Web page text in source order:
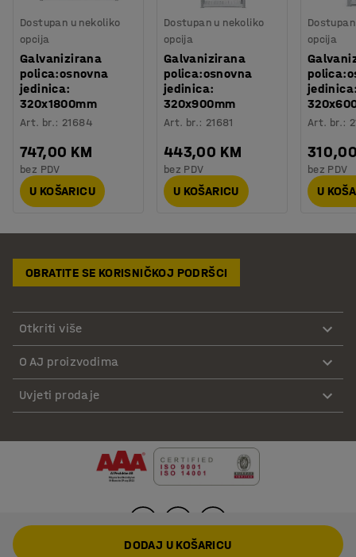
Dostupan u nekoliko
opcija
Galvanizirana
polica:osnovna
jedinica:
320x1800mm
Art. br.: 21684
747,00 KM
bez PDV
U KOŠARICU
Dostupan u nekoliko
opcija
Galvanizirana
polica:osnovna
jedinica:
320x900mm
Art. br.: 21681
443,00 KM
bez PDV
U KOŠARICU
opcija
Art. br.:
bez PDV
U
OBRATITE SE KORISNIČKOJ PODRŠCI
Otkriti više
O AJ proizvodima
Uvjeti prodaje
DODAJ U KOŠARICU